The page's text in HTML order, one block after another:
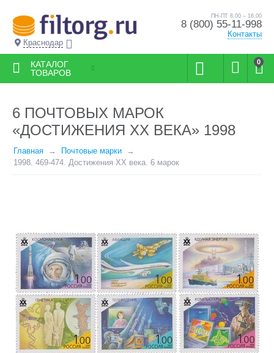
Краснодар
ПН-ПТ 8.00 – 16.00
8 (800) 55-11-998
Контакты
0
КАТАЛОГ
ТОВАРОВ
6 ПОЧТОВЫХ МАРОК
«ДОСТИЖЕНИЯ ХХ ВЕКА» 1998
Главная
Почтовые марки
1998. 469-474. Достижения ХХ века. 6 марок